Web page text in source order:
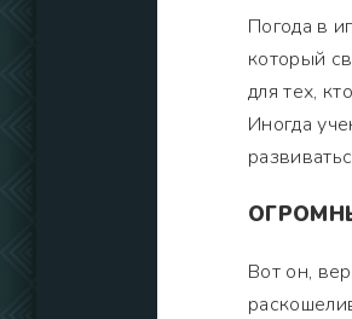
Погода в
который
для тех,
Иногда
Вот он,